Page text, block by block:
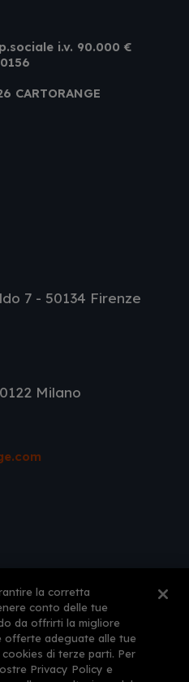
i.v. 90.000 €
CARTORANGE
7 - 50134 Firenze
Milano
n° 561 per
agenzia di viaggi e
di Firenze il 12-
la corretta
conto delle tue
da offrirti la migliore
offerte adeguate alle tue
di terze parti. Per
Privacy Policy e